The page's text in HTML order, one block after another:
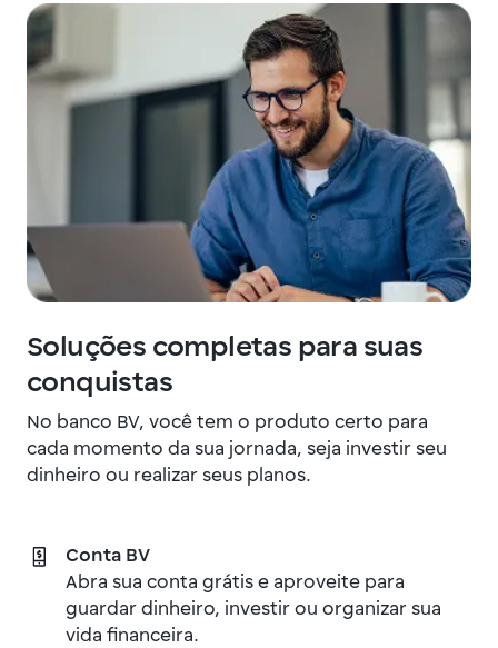
Soluções completas para suas
conquistas
No banco BV, você tem o produto certo para
cada momento da sua jornada, seja investir seu
dinheiro ou realizar seus planos.
Conta BV
Abra sua conta grátis e aproveite para
guardar dinheiro, investir ou organizar sua
vida financeira.